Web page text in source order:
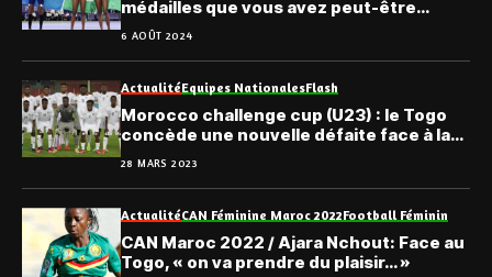
médailles que vous avez peut-être
ratées lundi soir…
6 AOÛT 2024
ActualitéEquipes NationalesFlash
Morocco challenge cup (U23) : le Togo
concède une nouvelle défaite face à la
Côte d’Ivoire
28 MARS 2023
ActualitéCAN Féminine Maroc 2022Football Féminin
CAN Maroc 2022 / Ajara Nchout: Face au
Togo, « on va prendre du plaisir… »